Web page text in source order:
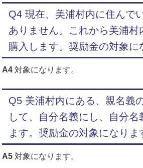
Q4 現在、美浦村内に住んで
ありません。これから美浦村
購入します。奨励金の対象に
A4 対象になります。
Q5 美浦村内にある、親名義
して、自分名義にし、自分名
ます。奨励金の対象になりま
A5 対象になります。